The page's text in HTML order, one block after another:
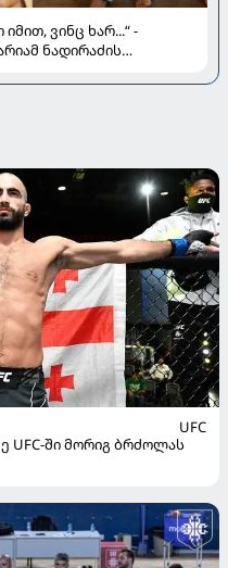
ვინც ხარ...“ -
ნადირაძის
UFC
UFC-ში მორიგ ბრძოლას